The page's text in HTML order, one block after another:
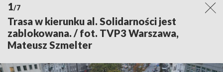
1/7
Trasa w kierunku al. Solidarności jest
zablokowana. / fot. TVP3 Warszawa,
Mateusz Szmelter